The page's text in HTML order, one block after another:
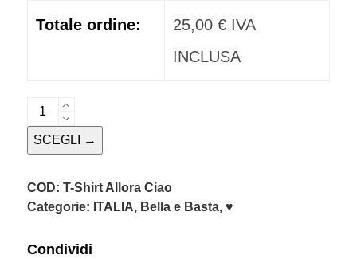
Totale ordine: 25,00 €IVA
INCLUSA
Shirt
Allora
quantità
SCEGLI →
COD: T-Shirt Allora Ciao
Categorie: ITALIA, Bella e Basta, ♥
Condividi